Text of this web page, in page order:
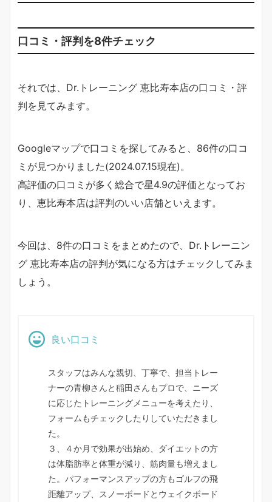
口コミ・評判を8件チェック
それでは、Dr.トレーニング 恵比寿本店の口コミ・評
判を見てみます。
Googleマップで口コミを探してみると、86件の口コ
ミが見つかりました(2024.07.15現在)。
高評価の口コミが多く総合で星4.9の評価となってお
り、恵比寿本店は評判のいい店舗といえます。
今回は、8件の口コミをまとめたので、Dr.トレーニン
グ 恵比寿本店の評判が気になる方はチェックしてみま
しょう。
良い口コミ
スタッフはみんな親切、丁寧で、担当トレー
ナーの青柳さんと稲田さんもプロで、ニーズ
に応じたトレーニングメニューを考えたり、
フォームもチェックしたりしていただきまし
た。
３、４か月で効果が出始め、ダイエットの方
は体脂肪率と体重が減り、筋肉量も増えまし
た。パフォーマンスアップの方もゴルフの飛
距離アップ、スノーボードとウェイクボード